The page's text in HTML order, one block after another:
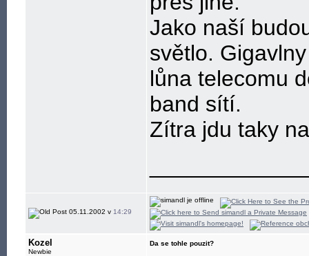
Jako naší
světlo.
lůna telecomu
band sítí.
Zítra jdu taky
05.11.2002 v 14:29
Kozel
Newbie
Da se tohle pouzit?